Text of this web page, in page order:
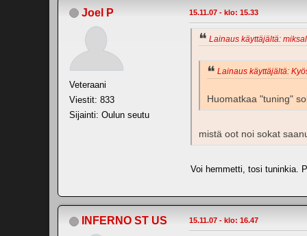
Joel P
Veteraani
Viestit: 833
Sijainti: Oulun seutu
15.11.07 - klo: 15.33
Lainaus käyttäjältä:
Lainaus käyttäjältä:
Huomatkaa "tuning"
mistä oot noi sokat
Voi hemmetti, tosi tuninkia.
INFERNO ST US 15.11.07 - klo: 16.47